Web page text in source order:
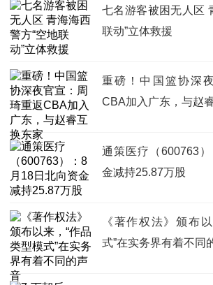
七名游客被困无人区
联动”立体救援
重磅！中国篮协深
CBA加入广东，与赵
通策医疗（600763
金减持25.87万股
《著作权法》颁布
式”在实务界有着不同